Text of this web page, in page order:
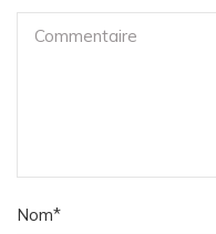
Nom*